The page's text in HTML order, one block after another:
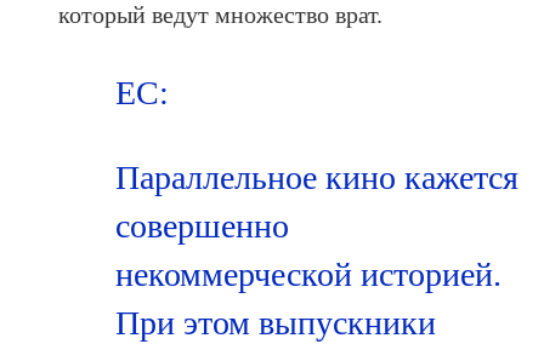
который ведут множество врат.
ЕС:
Параллельное кино кажется
совершенно
некоммерческой историей.
При этом выпускники